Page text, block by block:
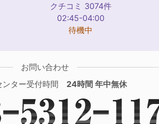
クチコミ 3074件
02:45-04:00
待機中
お問い合わせ
ンター受付時間 24時間 年中無休